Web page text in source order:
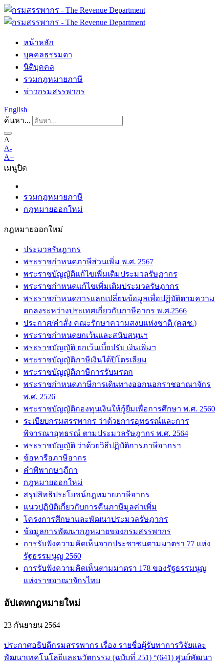
หน้าหลัก
บุคคลธรรมดา
นิติบุคคล
รวมกฎหมายภาษี
ข่าวกรมสรรพากร
English
ค้นหา...
A
A-
A+
เมนูปิด
รวมกฎหมายภาษี
กฎหมายออกใหม่
กฎหมายออกใหม่
ประมวลรัษฎากร
พระราชกำหนดภาษีส่วนเพิ่ม พ.ศ. 2567
พระราชบัญญัติแก้ไขเพิ่มเติมประมวลรัษฏากร
พระราชกำหนดแก้ไขเพิ่มเติมประมวลรัษฏากร
พระราชกำหนดการแลกเปลี่ยนข้อมูลเพื่อปฏิบัติตามความ
ตกลงระหว่างประเทศเกี่ยวกับภาษีอากร พ.ศ.2566
ประกาศ/คำสั่ง คณะรักษาความสงบแห่งชาติ (คสช.)
พระราชกำหนดยกเว้นและสนับสนุนฯ
พระราชบัญญัติ ยกเว้นเบี้ยปรับ เงินเพิ่มฯ
พระราชบัญญัติภาษีเงินได้ปิโตรเลียม
พระราชบัญญัติภาษีการรับมรดก
พระราชกำหนดภาษีการเดินทางออกนอกราชอาณาจักร
พ.ศ. 2526
พระราชบัญญัติกองทุนเงินให้กู้ยืมเพื่อการศึกษา พ.ศ. 2560
ระเบียบกรมสรรพากร ว่าด้วยการอุทธรณ์และการ
พิจารณาอุทธรณ์ ตามประมวลรัษฎากร พ.ศ. 2564
พระราชบัญญัติ ว่าด้วยวิธีปฏิบัติการภาษีอากรฯ
ข้อหารือภาษีอากร
คำพิพากษาฏีกา
กฎหมายออกใหม่
สรุปสิทธิประโยชน์กฎหมายภาษีอากร
แนวปฏิบัติเกี่ยวกับการคืนภาษีมูลค่าเพิ่ม
โครงการศึกษาและพัฒนาประมวลรัษฎากร
ข้อมูลการพัฒนากฎหมายของกรมสรรพากร
การรับฟังความคิดเห็นจากประชาชนตามมาตรา 77 แห่ง
รัฐธรรมนูญ 2560
การรับฟังความคิดเห็นตามมาตรา 178 ของรัฐธรรมนูญ
แห่งราชอาณาจักรไทย
อัปเดทกฎหมายใหม่
23 กันยายน 2564
ประกาศอธิบดีกรมสรรพากร เรื่อง รายชื่อผู้รับทาการวิจัยและ
พัฒนาเทคโนโลยีและนวัตกรรม (ฉบับที่ 251) “(641) ศูนย์พัฒนา